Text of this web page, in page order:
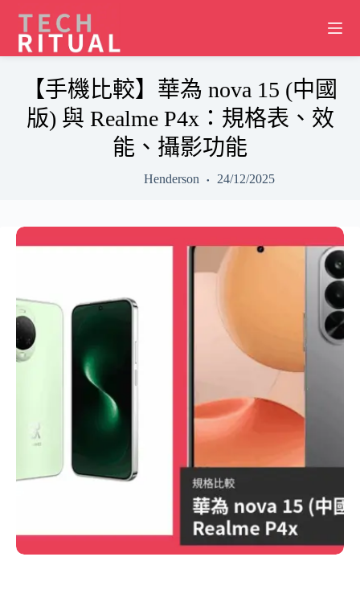
content
【手機比較】華為 nova 15 (中國
版) 與 Realme P4x：規格表、效
能、攝影功能
Henderson 24/12/2025